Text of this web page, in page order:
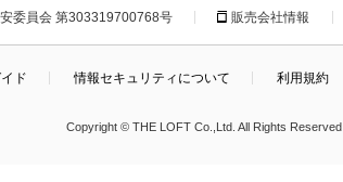
委員会 第303319700768号 販売会社情報
ド 情報セキュリティについて 利用規約
Copyright © THE LOFT Co.,Ltd. All Rights Reserved